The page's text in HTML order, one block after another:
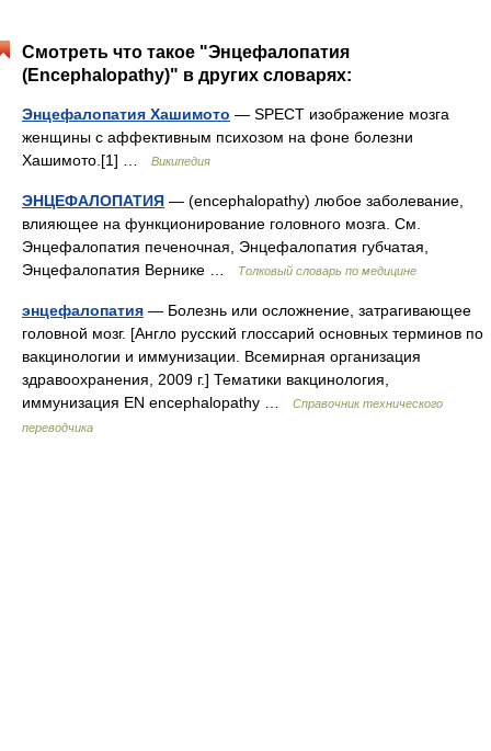
Смотреть что такое "Энцефалопатия
(Encephalopathy)" в других словарях:
Энцефалопатия Хашимото — SPECT изображение мозга
женщины c аффективным психозом на фоне болезни
Хашимото.[1] …
Википедия
ЭНЦЕФАЛОПАТИЯ — (encephalopathy) любое заболевание,
влияющее на функционирование головного мозга. См.
Энцефалопатия печеночная, Энцефалопатия губчатая,
Энцефалопатия Вернике …
Толковый словарь по медицине
энцефалопатия — Болезнь или осложнение, затрагивающее
головной мозг. [Англо русский глоссарий основных терминов по
вакцинологии и иммунизации. Всемирная организация
здравоохранения, 2009 г.] Тематики вакцинология,
иммунизация EN encephalopathy …
Справочник технического
переводчика